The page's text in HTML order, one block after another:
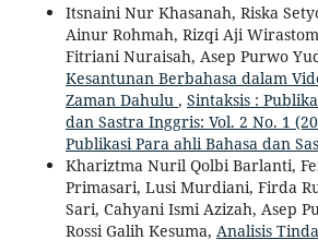
Itsnaini Nur Khasanah, Riska
Ainur Rohmah, Rizqi Aji
Fitriani Nuraisah, Asep Purwo
Kesantunan Berbahasa dalam
Zaman Dahulu , Sintaksis :
dan Sastra Inggris: Vol. 2 No. 1
Publikasi Para ahli Bahasa dan
Khariztma Nuril Qolbi Barlanti,
Primasari, Lusi Murdiani, Firda
Sari, Cahyani Ismi Azizah, Asep
Rossi Galih Kesuma, Analisis